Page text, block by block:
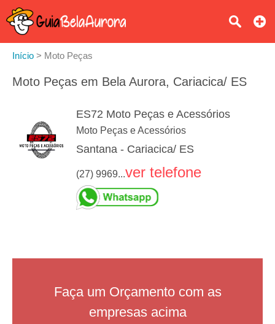
Início > Moto Peças
Moto Peças em Bela Aurora, Cariacica/ ES
ES72 Moto Peças e Acessórios
Moto Peças e Acessórios
Santana - Cariacica/ ES
(27) 9969...ver telefone
Faça um Orçamento com as
empresas acima